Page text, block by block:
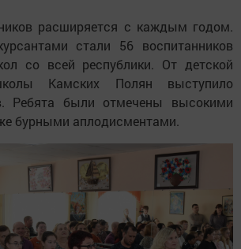
расширяется с каждым годом.
стали 56 воспитанников
со всей республики. От детской
Камских Полян выступило
Ребята были отмечены высокими
бурными аплодисментами.